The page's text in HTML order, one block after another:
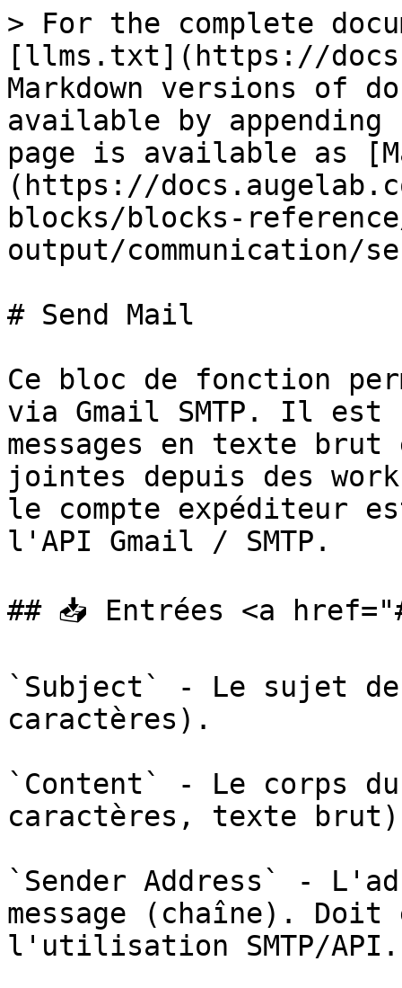
> For the complete
[llms.txt](https://
Markdown versions of
available by
page is available as
(https://
blocks/blocks-
output/communication/
# Send Mail
Ce bloc de fonction
via Gmail SMTP. Il est
messages en texte
jointes depuis des
le compte expéditeur
l'API Gmail / SMTP.
## 📥 Entrées <a
`Subject` - Le sujet
caractères).
`Content` - Le corps du
caractères, texte
`Sender Address` -
message (chaîne).
l'utilisation SMTP/API.